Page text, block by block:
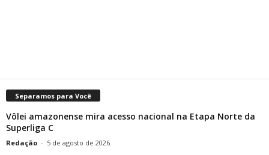
Separamos para Você
Vôlei amazonense mira acesso nacional na Etapa Norte da
Superliga C
Redação - 5 de agosto de 2026